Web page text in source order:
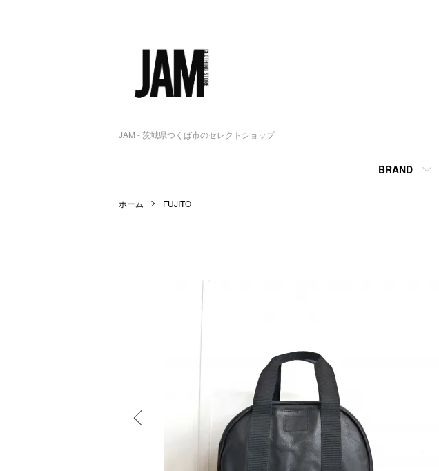
JAM - 茨城県つくば市のセレクトショップ
BRAND
ホーム FUJITO